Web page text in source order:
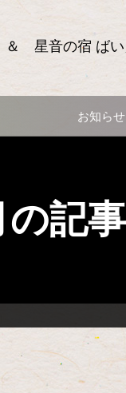
星音の宿 ばい
お知らせ
の記